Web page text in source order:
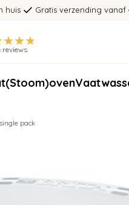
huis Gratis verzending vanaf
reviews
(Stoom)oven
pack